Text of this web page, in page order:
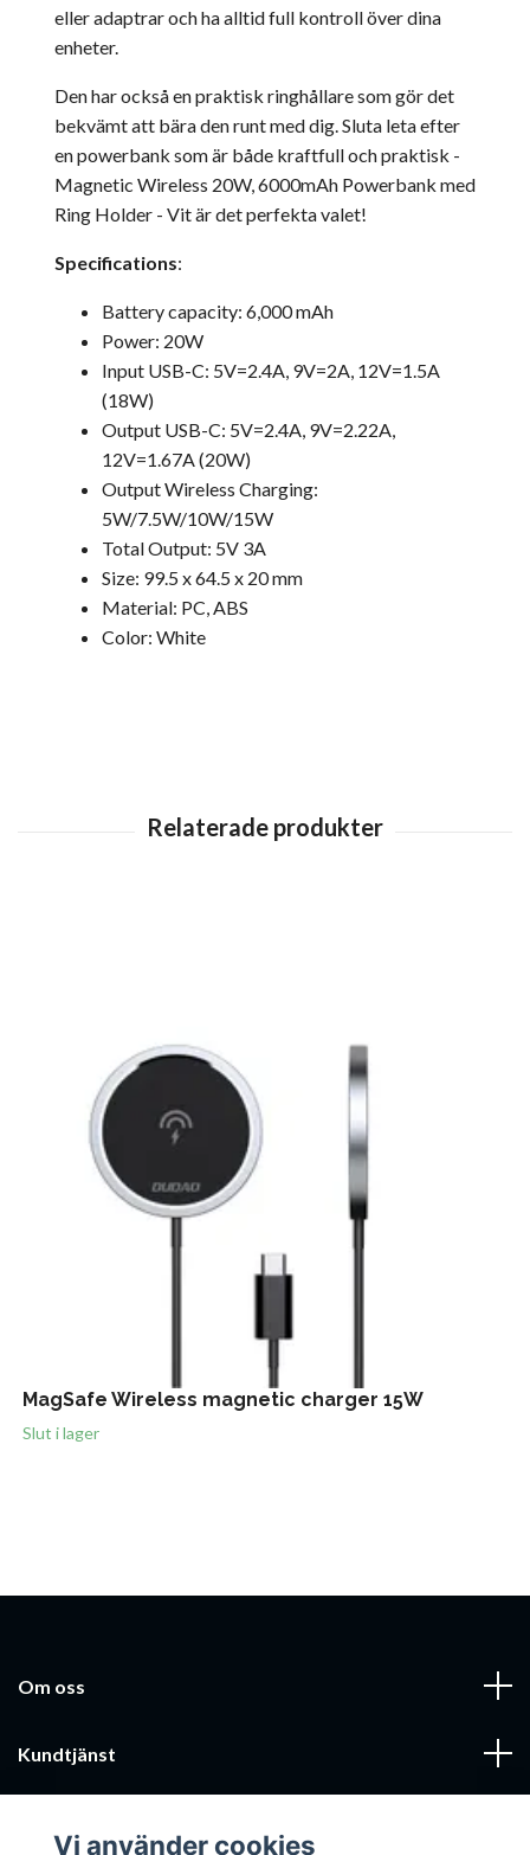
eller adaptrar och ha alltid full kontroll över dina
enheter.
Den har också en praktisk ringhållare som gör det
bekvämt att bära den runt med dig. Sluta leta efter
en powerbank som är både kraftfull och praktisk -
Magnetic Wireless 20W, 6000mAh Powerbank med
Ring Holder - Vit är det perfekta valet!
Specifications:
Battery capacity: 6,000 mAh
Power: 20W
Input USB-C: 5V=2.4A, 9V=2A, 12V=1.5A
(18W)
Output USB-C: 5V=2.4A, 9V=2.22A,
12V=1.67A (20W)
Output Wireless Charging:
5W/7.5W/10W/15W
Total Output: 5V 3A
Size: 99.5 x 64.5 x 20 mm
Material: PC, ABS
Color: White
MagSafe Wireless magnetic charger 15W
Slut i lager
Om oss
Kundtjänst
Vi använder cookies